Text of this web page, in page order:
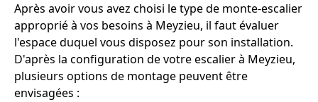
Après avoir vous avez choisi le type de monte-escalier
approprié à vos besoins à Meyzieu, il faut évaluer
l'espace duquel vous disposez pour son installation.
D'après la configuration de votre escalier à Meyzieu,
plusieurs options de montage peuvent être
envisagées :